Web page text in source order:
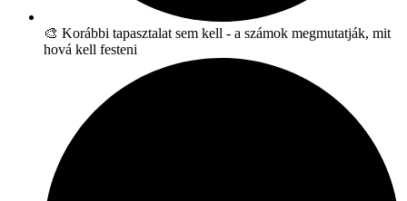
🎨 Korábbi tapasztalat sem kell - a számok megmutatják, mit
hová kell festeni